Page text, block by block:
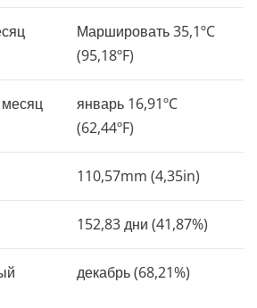
Маршировать 35,1ºC
(95,18ºF)
январь 16,91ºC
(62,44ºF)
110,57mm (4,35in)
152,83 дни (41,87%)
декабрь (68,21%)